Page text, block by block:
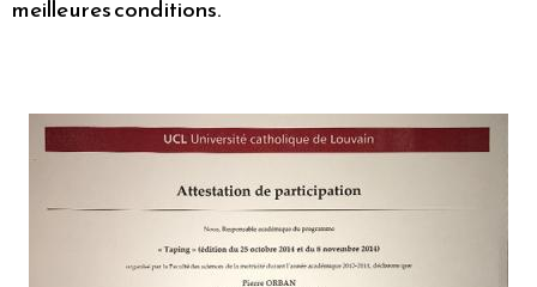
meilleures conditions.